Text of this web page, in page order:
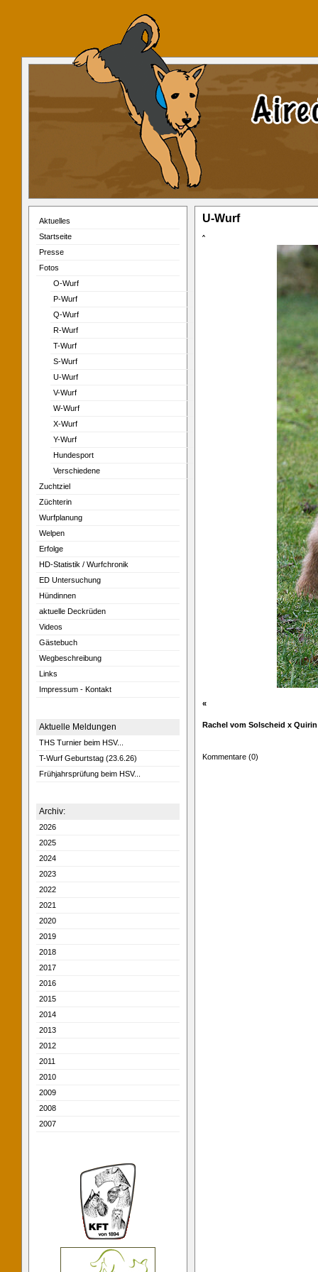
Aktuelles
Startseite
Presse
Fotos
O-Wurf
P-Wurf
Q-Wurf
R-Wurf
T-Wurf
S-Wurf
U-Wurf
V-Wurf
W-Wurf
X-Wurf
Y-Wurf
Hundesport
Verschiedene
Zuchtziel
Züchterin
Wurfplanung
Welpen
Erfolge
HD-Statistik / Wurfchronik
ED Untersuchung
Hündinnen
aktuelle Deckrüden
Videos
Gästebuch
Wegbeschreibung
Links
Impressum - Kontakt
Aktuelle Meldungen
THS Turnier beim HSV...
T-Wurf Geburtstag (23.6.26)
Frühjahrsprüfung beim HSV...
Archiv:
2026
2025
2024
2023
2022
2021
2020
2019
2018
2017
2016
2015
2014
2013
2012
2011
2010
2009
2008
2007
U-Wurf
ˆ
«
Rachel vom Solscheid x
Kommentare (0)